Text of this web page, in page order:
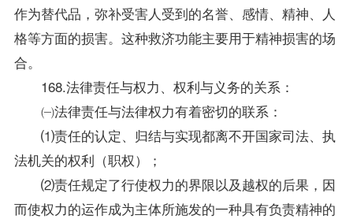
作为替代品，弥补受害人受到的名誉、感情、精神、人
格等方面的损害。这种救济功能主要用于精神损害的场
合。
168.法律责任与权力、权利与义务的关系：
㈠法律责任与法律权力有着密切的联系：
⑴责任的认定、归结与实现都离不开国家司法、执
法机关的权利（职权）；
⑵责任规定了行使权力的界限以及越权的后果，因
而使权力的运作成为主体所施发的一种具有负责精神的